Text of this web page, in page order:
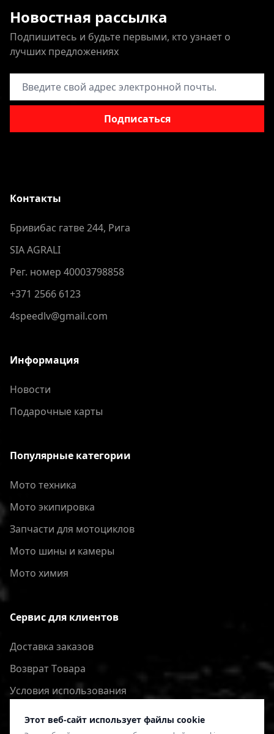
Этот веб-сайт использует файлы cookie
Новостная рассылка
Подпишитесь и будьте первыми, кто узнает о
лучших предложениях
Адрес электронной почты
Подписаться
Контакты
Бривибас гатве 244, Рига
SIA AGRALI
Рег. номер 40003798858
+371 2566 6123
4speedlv@gmail.com
Информация
Новости
Подарочные карты
Популярные категории
Мото техника
Мото экипировка
Запчасти для мотоциклов
Мото шины и камеры
Мото химия
Сервис для клиентов
Доставка заказов
Bозврат Tовара
Условия использования
Политика конфиденциальности